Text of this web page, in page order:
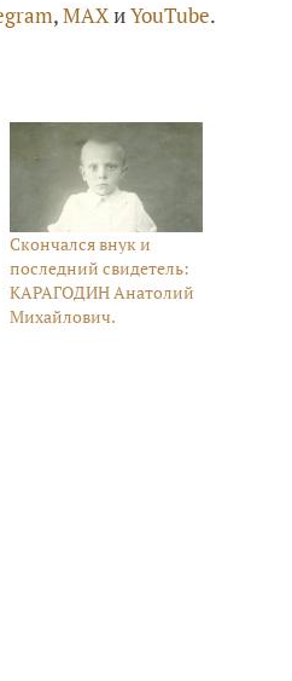
,MAXиYouTube.
Скончался внук и
последний свидетель:
КАРАГОДИН Анатолий
Михайлович.